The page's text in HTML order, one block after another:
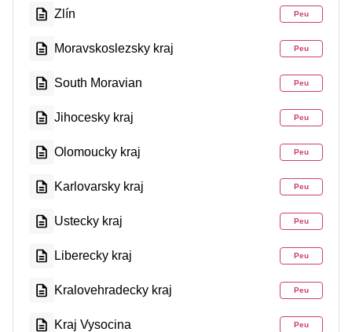
Zlín Peu
Moravskoslezsky kraj Peu
South Moravian Peu
Jihocesky kraj Peu
Olomoucky kraj Peu
Karlovarsky kraj Peu
Ustecky kraj Peu
Liberecky kraj Peu
Kralovehradecky kraj Peu
Kraj Vysocina Peu